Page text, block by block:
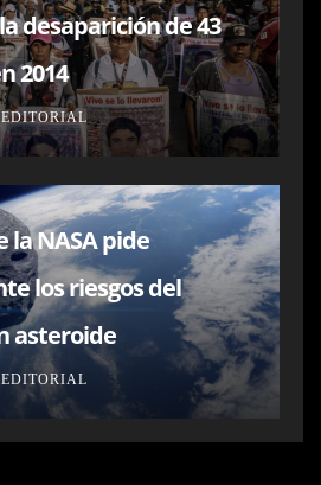
desaparición de 43
2014
la NASA pide
los riesgos del
asteroide
EDITORIAL